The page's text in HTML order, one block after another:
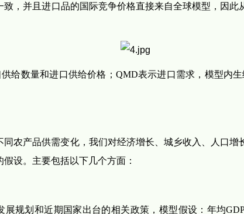
，并且进口品的国际竞争价格直接来自全球模型，因此
给数量和进口供给价格；QMD表示进口需求，模型内
同农产品供需变化，我们对经济增长、城乡收入、人口
设。主要包括以下几个方面：
展规划和近期国家出台的相关政策，模型假设：年均